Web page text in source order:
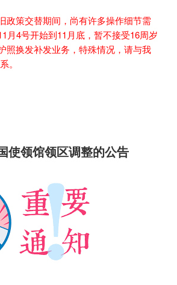
政策交替期间，尚有许多操作细节需
月4号开始到11月底，暂不接受16周岁
照换发补发业务，特殊情况，请与我
。
使领馆领区调整的公告